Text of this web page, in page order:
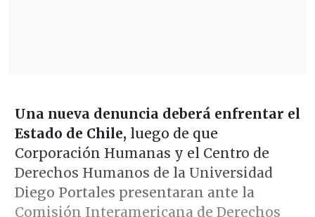
Una nueva denuncia deberá enfrentar el
Estado de Chile, luego de que
Corporación Humanas y el Centro de
Derechos Humanos de la Universidad
Diego Portales presentaran ante la
Comisión Interamericana de Derechos